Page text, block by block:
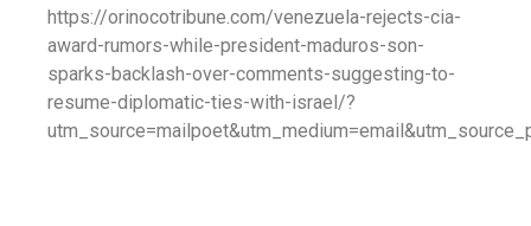
https://orinocotribune.com/venezuela-rejects-cia-
award-rumors-while-president-maduros-son-
sparks-backlash-over-comments-suggesting-to-
resume-diplomatic-ties-with-israel/?